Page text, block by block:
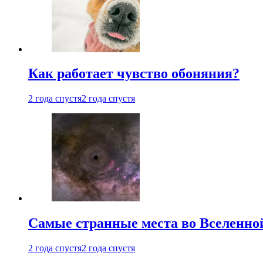
Как работает чувство обоняния?
2 года спустя2 года спустя
Самые странные места во
2 года спустя2 года спустя